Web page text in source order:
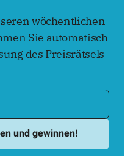
wöchentlichen
Sie automatisch
des Preisrätsels